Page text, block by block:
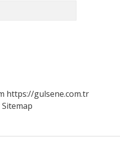
https://gulsene.com.tr
Sitemap